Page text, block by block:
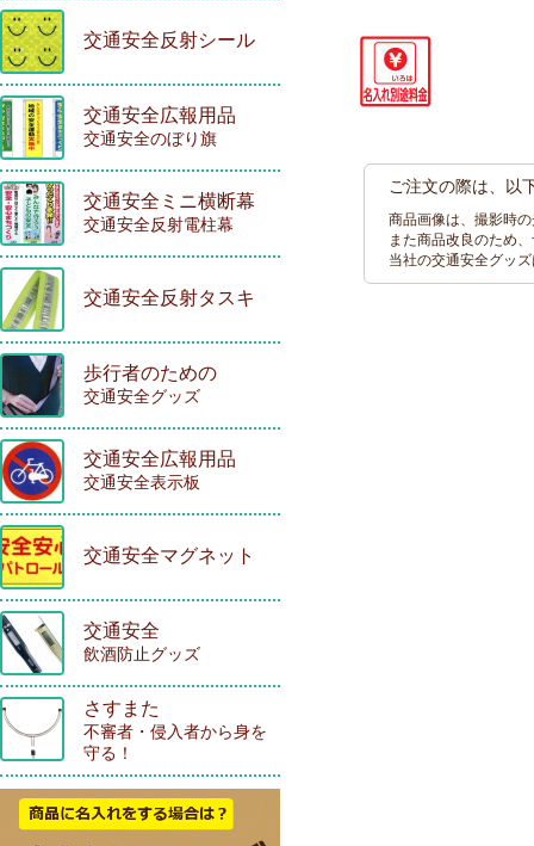
ご注文の際は、以
商品画像は、撮影時
また商品改良のため
当社の交通安全グッ
交通安全反射シール
交通安全広報用品
交通安全のぼり旗
交通安全ミニ横断幕
交通安全反射電柱幕
交通安全反射タスキ
歩行者のための
交通安全グッズ
交通安全広報用品
交通安全表示板
交通安全マグネット
交通安全
飲酒防止グッズ
さすまた
不審者・侵入者から身を
守る！